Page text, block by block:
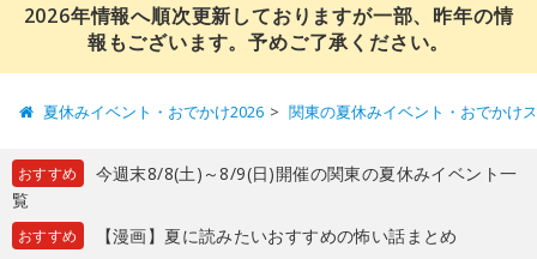
2026年情報へ順次更新しておりますが一部、昨年の情
報もございます。予めご了承ください。
夏休みイベント・おでかけ2026 関東の夏休みイベント・おでかけ
おすすめ
今週末8/8(土)～8/9(日)開催の関東の夏休みイベント一
覧
おすすめ 【漫画】夏に読みたいおすすめの怖い話まとめ